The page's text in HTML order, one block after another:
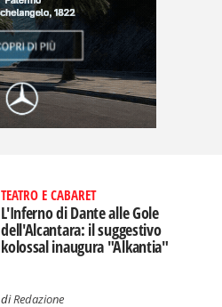
TEATRO E CABARET
L'Inferno di Dante alle Gole
dell'Alcantara: il suggestivo
kolossal inaugura "Alkantia"
diRedazione